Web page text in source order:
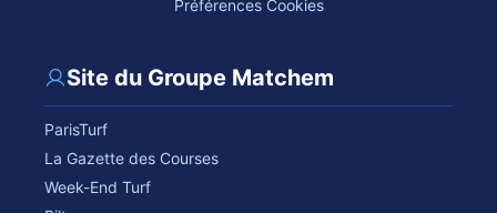
Préférences Cookies
Site du Groupe Matchem
ParisTurf
La Gazette des Courses
Week-End Turf